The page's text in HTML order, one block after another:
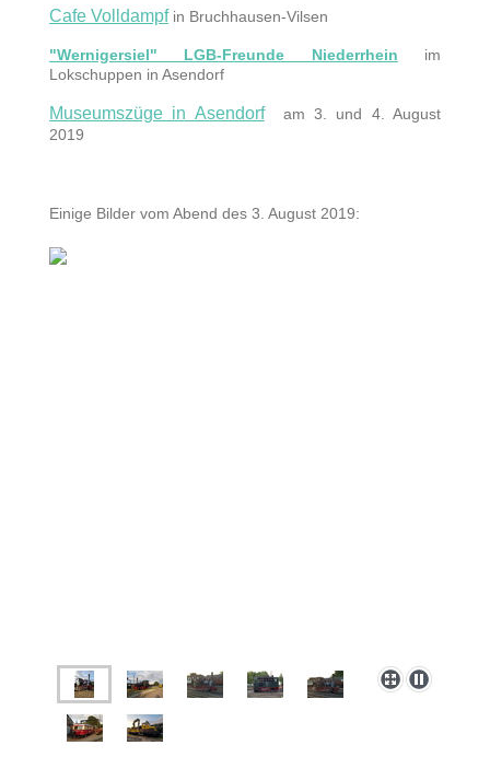
Cafe Volldampfin Bruchhausen-Vilsen
"Wernigersiel" LGB-Freunde Niederrhein im
Lokschuppen in Asendorf
Museumszüge in Asendorf
am 3. und 4. August
2019
Einige Bilder vom Abend des 3. August 2019: